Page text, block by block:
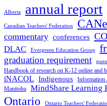
Alberta annual report
Canadian Teachers' Federation
commentary conferences
DLAC Evergreen Education Group
graduation requirement
Handbook of research on K-12 online and
iNACOL Indigenous
Information
Manitoba
MindShare Learning
Ontario Ontario Teachers'